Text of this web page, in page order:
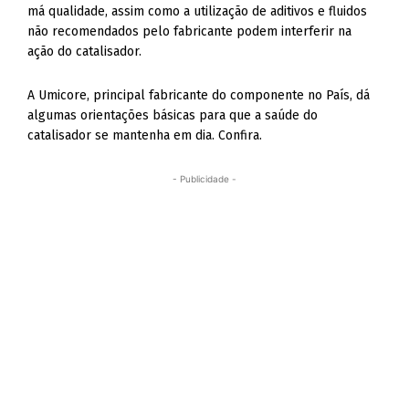
má qualidade, assim como a utilização de aditivos e fluidos
não recomendados pelo fabricante podem interferir na
ação do catalisador.
A Umicore, principal fabricante do componente no País, dá
algumas orientações básicas para que a saúde do
catalisador se mantenha em dia. Confira.
- Publicidade -